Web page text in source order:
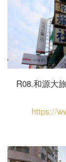
R08.和源大
https://